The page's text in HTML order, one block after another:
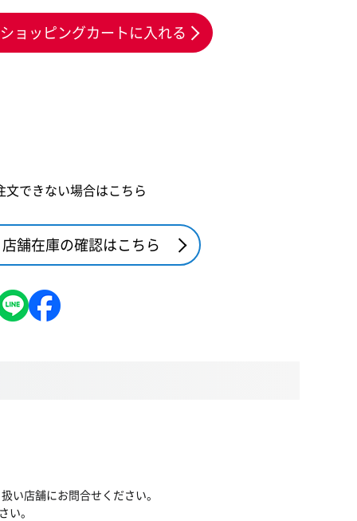
ショッピングカートに入れる
できない場合はこちら
店舗在庫の確認はこちら
い店舗にお問合せください。
。